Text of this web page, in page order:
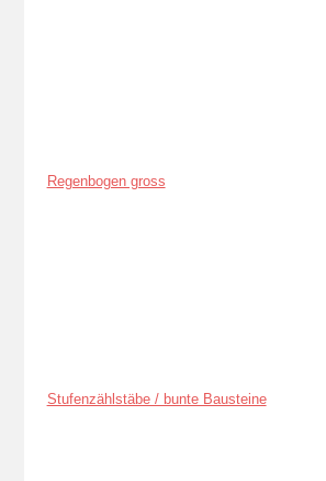
Regenbogen gross
Stufenzählstäbe / bunte Bausteine